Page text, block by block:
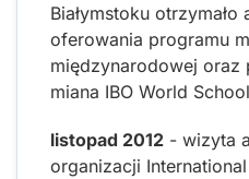
Białymstoku
oferowania programu
międzynarodowej oraz
miana IBO World
listopad 2012 - wizyta
organizacji